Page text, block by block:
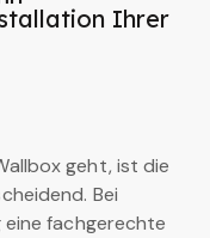
Ihrer
geht, ist die
Bei
fachgerechte